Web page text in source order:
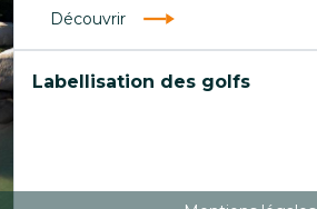
Découvrir
Labellisation des golfs